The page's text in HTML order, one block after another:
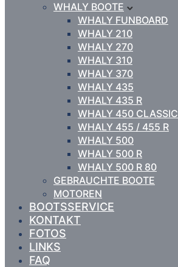
WHALY BOOTE
WHALY FUNBOARD
WHALY 210
WHALY 270
WHALY 310
WHALY 370
WHALY 435
WHALY 435 R
WHALY 450 CLASSIC
WHALY 455 / 455 R
WHALY 500
WHALY 500 R
WHALY 500 R 80
GEBRAUCHTE BOOTE
MOTOREN
BOOTSSERVICE
KONTAKT
FOTOS
LINKS
FAQ